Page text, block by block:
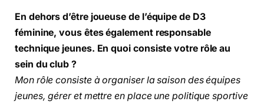
En dehors d’être joueuse de l’équipe de D3
féminine, vous êtes également responsable
technique jeunes. En quoi consiste votre rôle au
sein du club ?
Mon rôle consiste à organiser la saison des équipes
jeunes, gérer et mettre en place une politique sportive